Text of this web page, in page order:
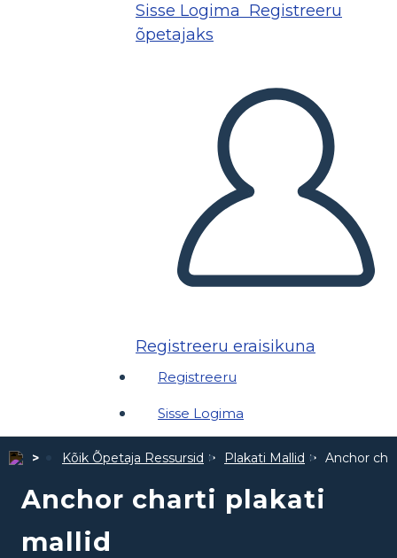
Sisse Logima Registreeru
õpetajaks
Registreeru eraisikuna
Registreeru
Sisse Logima
Kõik Õpetaja Ressursid Plakati Mallid Anchor
Anchor charti plakati
mallid